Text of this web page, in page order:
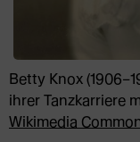
Betty Knox
ihrer Tanzkarriere
Wikimedia